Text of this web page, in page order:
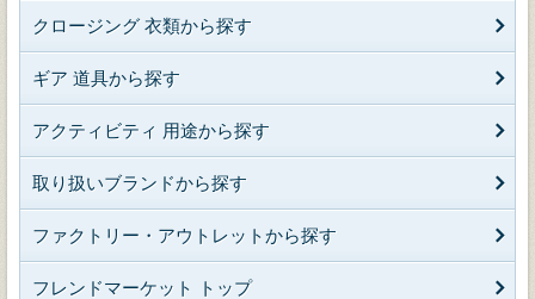
クロージング 衣類から探す
ギア 道具から探す
アクティビティ 用途から探す
取り扱いブランドから探す
ファクトリー・アウトレットから探す
フレンドマーケット トップ